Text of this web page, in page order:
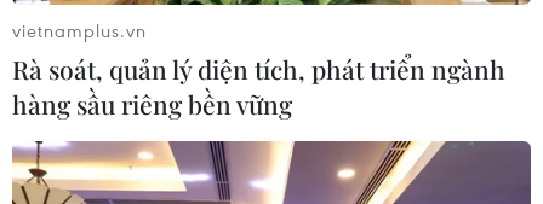
vietnamplus.vn
Rà soát, quản lý diện tích, phát triển ngành
hàng sầu riêng bền vững